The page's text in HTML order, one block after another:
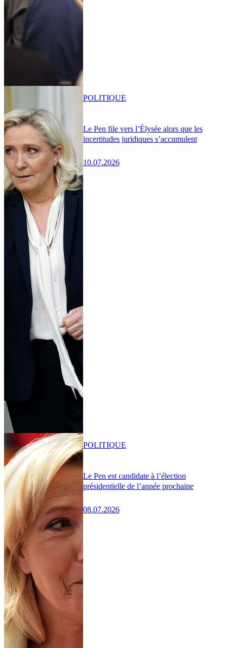
Le Pen file vers l’Élysée alors que les
incertitudes juridiques s’accumulent
10.07.2026
POLITIQUE
Le Pen est candidate à l’élection
présidentielle de l’année prochaine
08.07.2026
POLITIQUE